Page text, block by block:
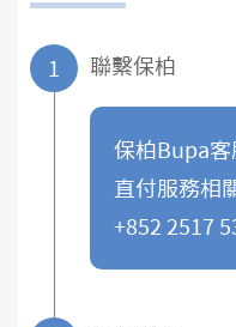
1 聯繫保柏
保柏Bupa客
直付服務相
+852 2517